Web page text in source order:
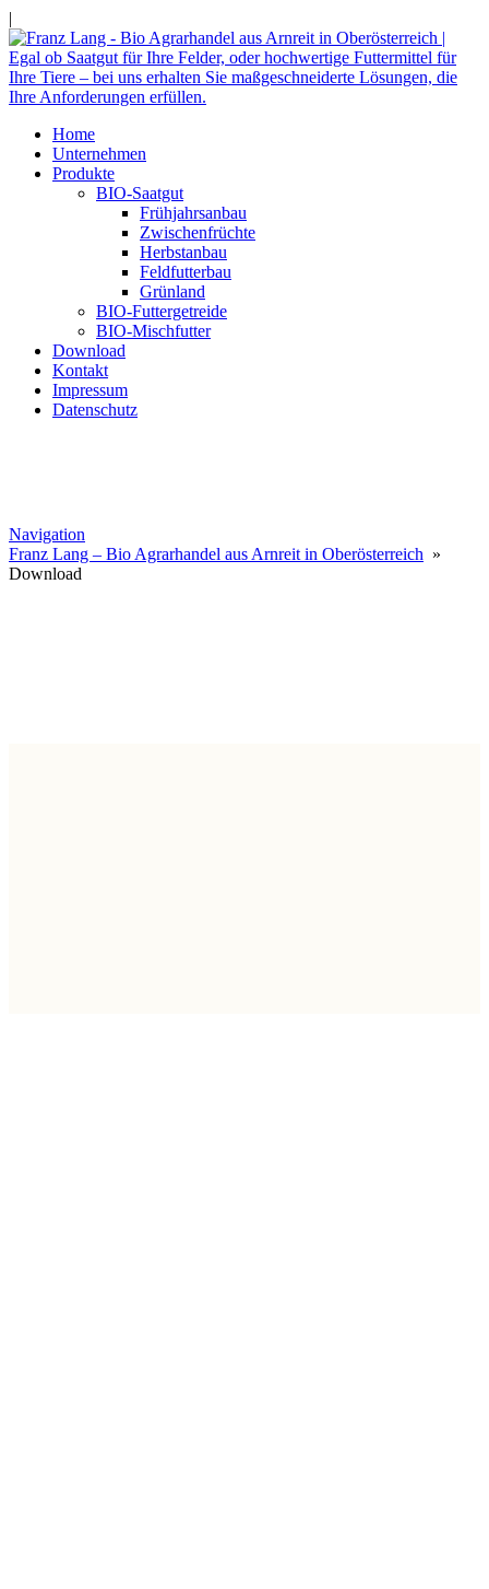
|
Home
Unternehmen
Produkte
BIO-Saatgut
Frühjahrsanbau
Zwischenfrüchte
Herbstanbau
Feldfutterbau
Grünland
BIO-Futtergetreide
BIO-Mischfutter
Download
Kontakt
Impressum
Datenschutz
Navigation
Franz Lang – Bio Agrarhandel aus Arnreit in Oberösterreich »
Download